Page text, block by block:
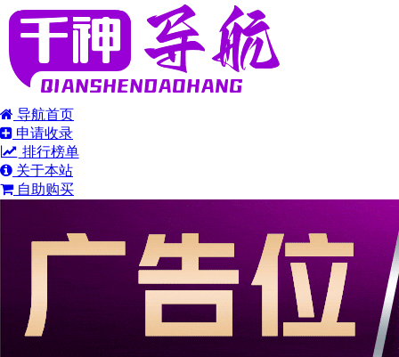
导航首页
申请收录
排行榜单
关于本站
自助购买